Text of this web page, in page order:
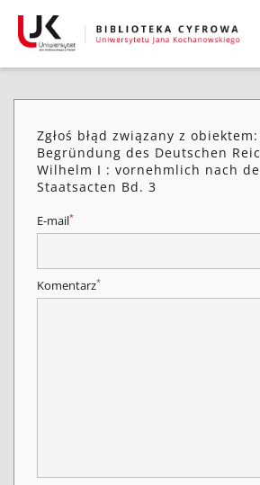
Zgłoś błąd związany z
Begründung des Deutschen
Wilhelm I : vornehmlich nach
Staatsacten Bd. 3
E-mail*
Komentarz*